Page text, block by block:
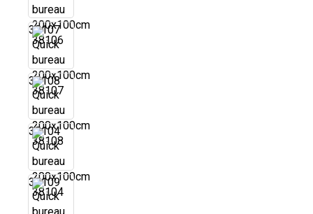
38107
38108
38104
38109